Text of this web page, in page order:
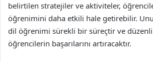
belirtilen stratejiler ve aktiviteler,
öğrenimini daha etkili hale getirebilir.
dil öğrenimi sürekli bir süreçtir ve
öğrencilerin başarılarını artıracaktır.